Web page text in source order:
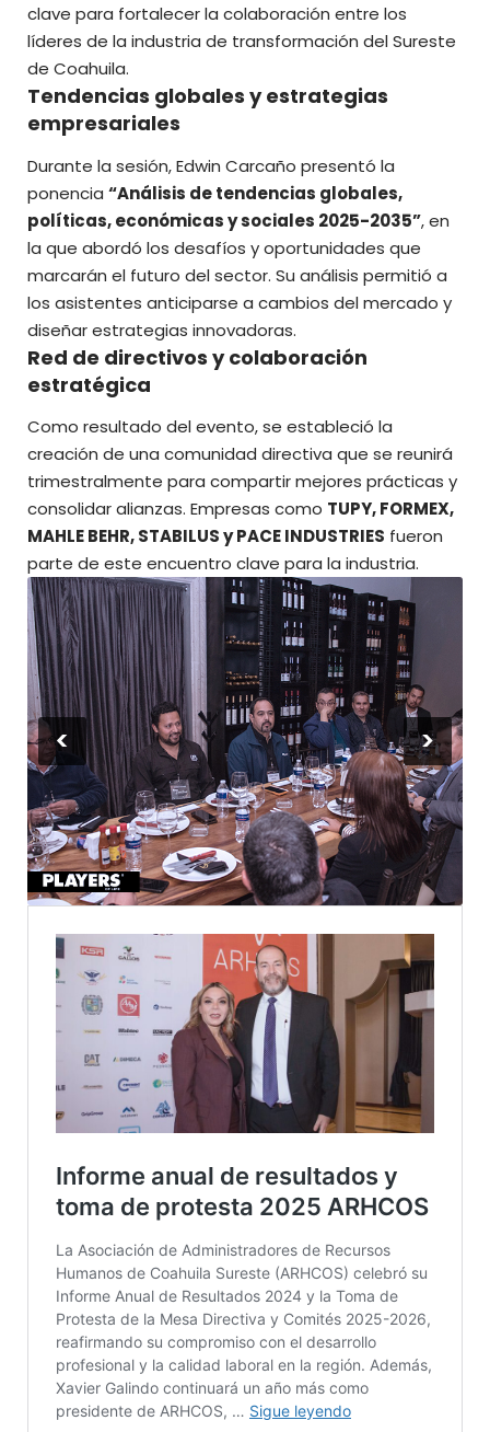
clave para fortalecer la colaboración entre los
líderes de la industria de transformación del Sureste
de Coahuila.
Tendencias globales y estrategias
empresariales
Durante la sesión, Edwin Carcaño presentó la
ponencia “Análisis de tendencias globales,
políticas, económicas y sociales 2025-2035”, en
la que abordó los desafíos y oportunidades que
marcarán el futuro del sector. Su análisis permitió a
los asistentes anticiparse a cambios del mercado y
diseñar estrategias innovadoras.
Red de directivos y colaboración
estratégica
Como resultado del evento, se estableció la
creación de una comunidad directiva que se reunirá
trimestralmente para compartir mejores prácticas y
consolidar alianzas. Empresas como TUPY, FORMEX,
MAHLE BEHR, STABILUS y PACE INDUSTRIES fueron
parte de este encuentro clave para la industria.
< >